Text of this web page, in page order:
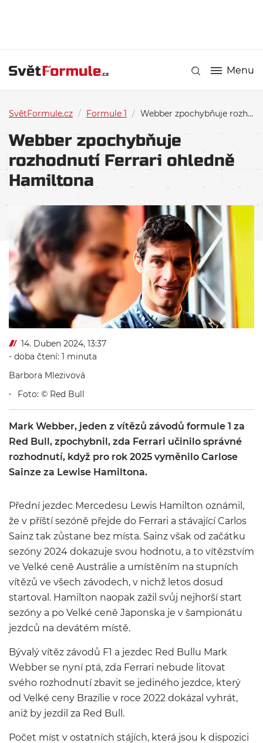
Menu
SvětFormule.cz / Formule 1 / Webber zpochybňuje rozhodnutí Ferrari ohledně Hamiltona
Webber zpochybňuje
rozhodnutí Ferrari ohledně
Hamiltona
14. Duben 2024, 13:37
- doba čtení: 1 minuta
Barbora Mlezivová
Foto: © Red Bull
Mark Webber, jeden z vítězů závodů formule 1 za
Red Bull, zpochybnil, zda Ferrari učinilo správné
rozhodnutí, když pro rok 2025 vyměnilo Carlose
Sainze za Lewise Hamiltona.
Přední jezdec Mercedesu Lewis Hamilton oznámil,
že v příští sezóně přejde do Ferrari a stávající Carlos
Sainz tak zůstane bez místa. Sainz však od začátku
sezóny 2024 dokazuje svou hodnotu, a to vítězstvím
ve Velké ceně Austrálie a umístěním na stupních
vítězů ve všech závodech, v nichž letos dosud
startoval. Hamilton naopak zažil svůj nejhorší start
sezóny a po Velké ceně Japonska je v šampionátu
jezdců na devátém místě.
Bývalý vítěz závodů F1 a jezdec Red Bullu Mark
Webber se nyní ptá, zda Ferrari nebude litovat
svého rozhodnutí zbavit se jediného jezdce, který
od Velké ceny Brazílie v roce 2022 dokázal vyhrát,
aniž by jezdil za Red Bull.
Počet míst v ostatních stájích, která jsou k dispozici